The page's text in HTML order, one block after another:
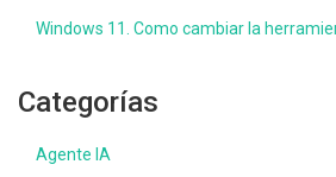
Windows 11. Como cambiar la
Categorías
Agente IA